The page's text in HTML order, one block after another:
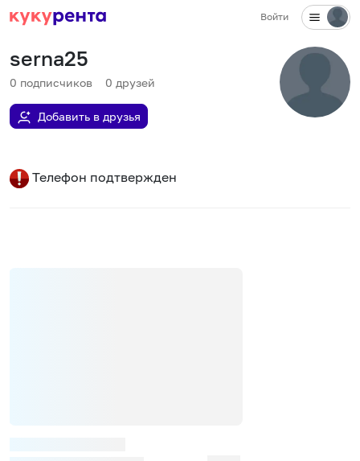
Войти
serna25
0 подписчиков 0 друзей
Добавить в друзья
Телефон подтвержден